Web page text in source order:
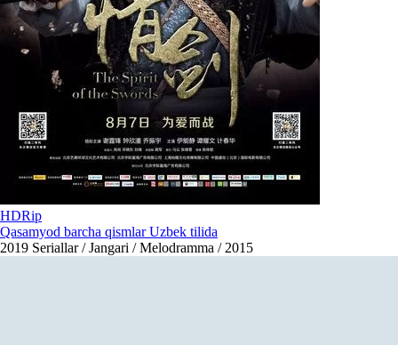
HDRip
Qasamyod barcha qismlar Uzbek tilida
2019 Seriallar / Jangari / Melodramma / 2015